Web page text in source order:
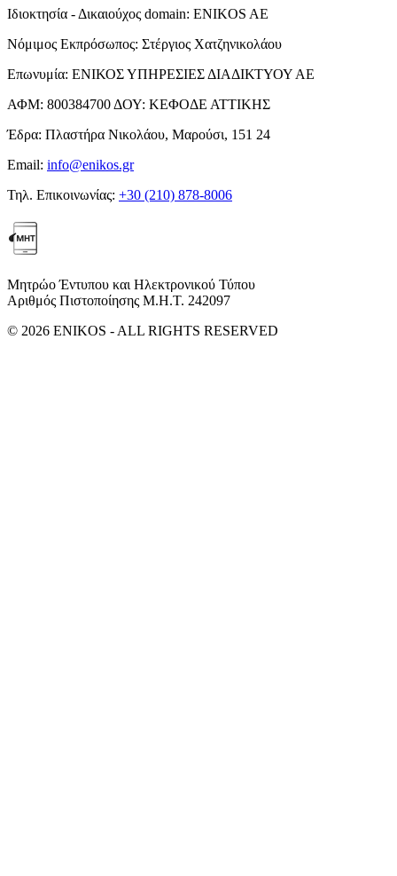
Ιδιοκτησία - Δικαιούχος domain: ENIKOS AE
Νόμιμος Εκπρόσωπος: Στέργιος Χατζηνικολάου
Επωνυμία: ΕΝΙΚΟΣ ΥΠΗΡΕΣΙΕΣ ΔΙΑΔΙΚΤΥΟΥ ΑΕ
ΑΦΜ: 800384700 ΔΟΥ: ΚΕΦΟΔΕ ΑΤΤΙΚΗΣ
Έδρα: Πλαστήρα Νικολάου, Μαρούσι, 151 24
Email: info@enikos.gr
Τηλ. Επικοινωνίας: +30 (210) 878-8006
Μητρώο Έντυπου και Ηλεκτρονικού Τύπου
Αριθμός Πιστοποίησης Μ.Η.Τ. 242097
© 2026 ENIKOS - ALL RIGHTS RESERVED